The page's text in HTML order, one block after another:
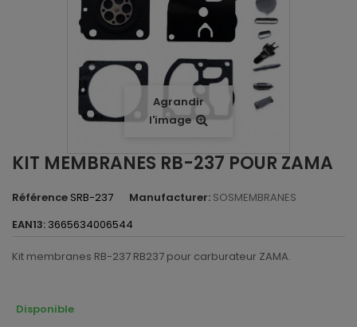
Agrandir
l'image
KIT MEMBRANES RB-237 POUR ZAMA
Référence SRB-237 Manufacturer: SOSMEMBRANES
EAN13: 3665634006544
Kit membranes RB-237 RB237 pour carburateur ZAMA.
Disponible